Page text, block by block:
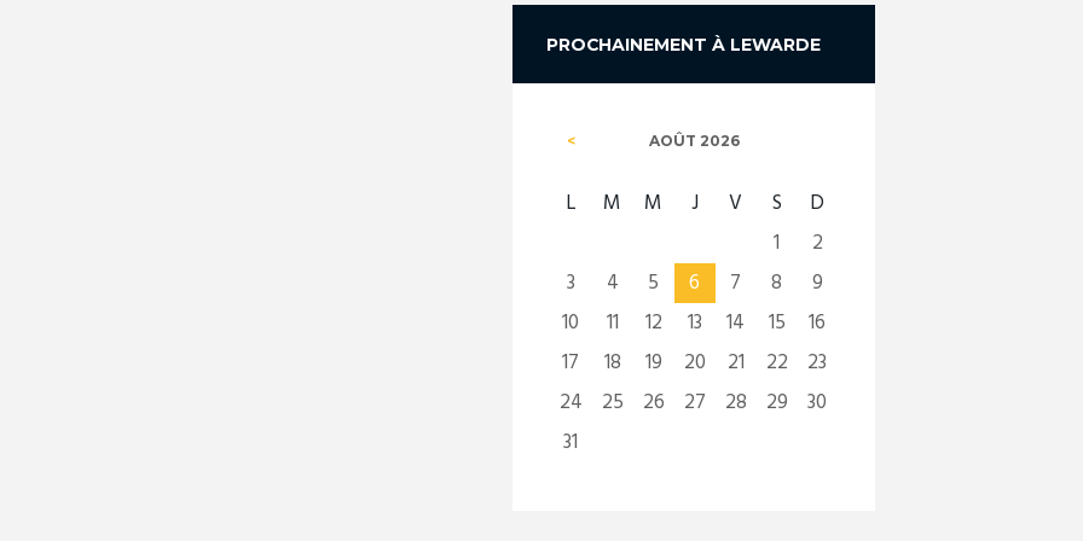
PROCHAINEMENT À LEWARDE
AOÛT 2026
L M M J V S
D
1
2
3
4 5 6 7 8
9
10
11 12 13 14 15
16
17
18 19 20 21 22
23
24
25 26 27 28 29
30
31